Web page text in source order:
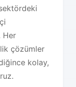
Her
çözümler
kolay,